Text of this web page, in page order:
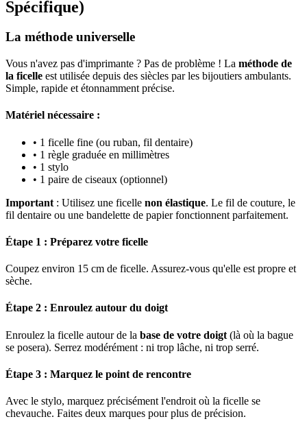
Spécifique)
La méthode universelle
Vous n'avez pas d'imprimante ? Pas de problème ! La méthode de
la ficelle est utilisée depuis des siècles par les bijoutiers ambulants.
Simple, rapide et étonnamment précise.
Matériel nécessaire :
• 1 ficelle fine (ou ruban, fil dentaire)
• 1 règle graduée en millimètres
• 1 stylo
• 1 paire de ciseaux (optionnel)
Important : Utilisez une ficelle non élastique. Le fil de couture, le
fil dentaire ou une bandelette de papier fonctionnent parfaitement.
Étape 1 : Préparez votre ficelle
Coupez environ 15 cm de ficelle. Assurez-vous qu'elle est propre et
sèche.
Étape 2 : Enroulez autour du doigt
Enroulez la ficelle autour de la base de votre doigt (là où la bague
se posera). Serrez modérément : ni trop lâche, ni trop serré.
Étape 3 : Marquez le point de rencontre
Avec le stylo, marquez précisément l'endroit où la ficelle se
chevauche. Faites deux marques pour plus de précision.